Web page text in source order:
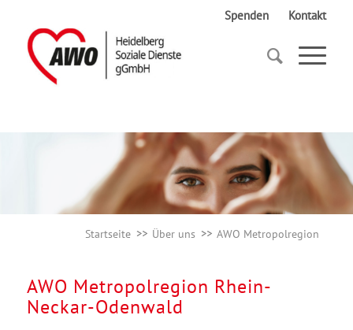
Spenden Kontakt
Startseite Über uns AWO Metropolregion
Startseite Über uns AWO Metropolregion
AWO Metropolregion Rhein-
Neckar-Odenwald